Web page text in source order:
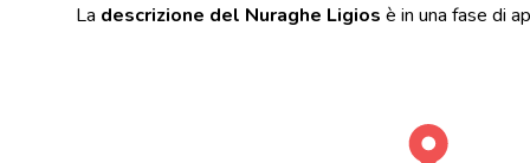
La descrizione del Nuraghe Ligios è in una fase di